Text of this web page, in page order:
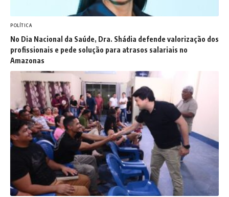
POLÍTICA
No Dia Nacional da Saúde, Dra. Shádia defende valorização dos
profissionais e pede solução para atrasos salariais no
Amazonas